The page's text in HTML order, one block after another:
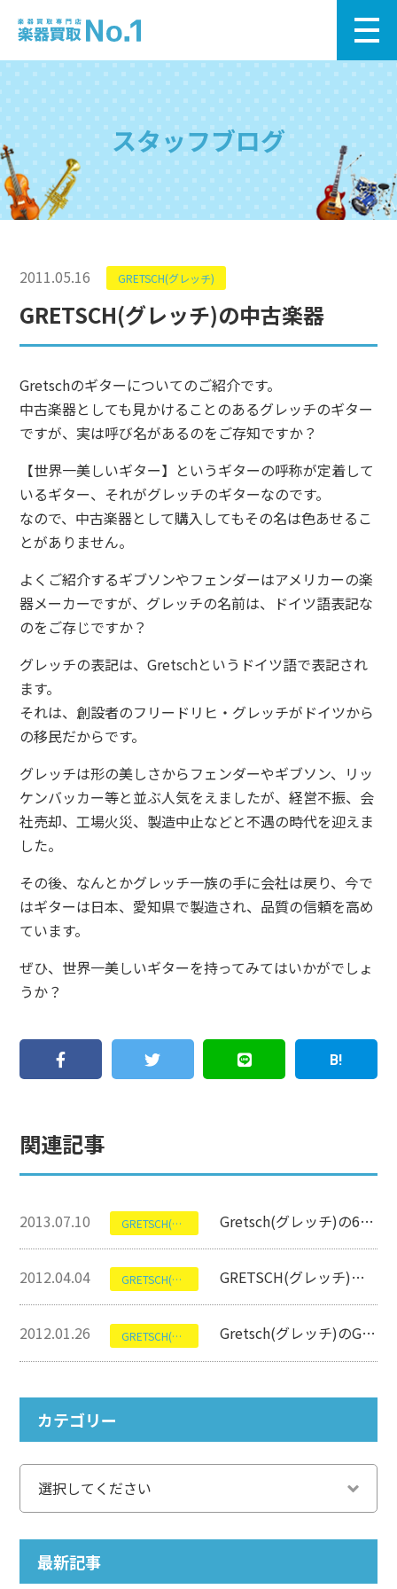
スタッフブログ
2011.05.16 GRETSCH(グレッチ)
GRETSCH(グレッチ)の中古楽器
Gretschのギターについてのご紹介です。
中古楽器としても見かけることのあるグレッチのギター
ですが、実は呼び名があるのをご存知ですか？
【世界一美しいギター】というギターの呼称が定着して
いるギター、それがグレッチのギターなのです。
なので、中古楽器として購入してもその名は色あせるこ
とがありません。
よくご紹介するギブソンやフェンダーはアメリカーの楽
器メーカーですが、グレッチの名前は、ドイツ語表記な
のをご存じですか？
グレッチの表記は、Gretschというドイツ語で表記され
ます。
それは、創設者のフリードリヒ・グレッチがドイツから
の移民だからです。
グレッチは形の美しさからフェンダーやギブソン、リッ
ケンバッカー等と並ぶ人気をえましたが、経営不振、会
社売却、工場火災、製造中止などと不遇の時代を迎えま
した。
その後、なんとかグレッチ一族の手に会社は戻り、今で
はギターは日本、愛知県で製造され、品質の信頼を高め
ています。
ぜひ、世界一美しいギターを持ってみてはいかがでしょ
うか？
関連記事
2013.07.10 GRETSCH(グレッチ) Gretsch(グレッチ)の6136DSBK～Black Falcon買取～
2012.04.04 GRETSCH(グレッチ) GRETSCH(グレッチ)のRANCHER(ランチャー)【アコースティックギター高価買取】
2012.01.26 GRETSCH(グレッチ) Gretsch(グレッチ)のG6119PB(Chet Atkins)
カテゴリー
最新記事